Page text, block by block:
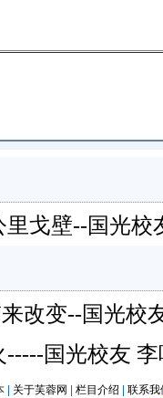
里戈壁--国光
改变--国光校
国光校友
| 关于芙蓉网 栏目介绍 联系我